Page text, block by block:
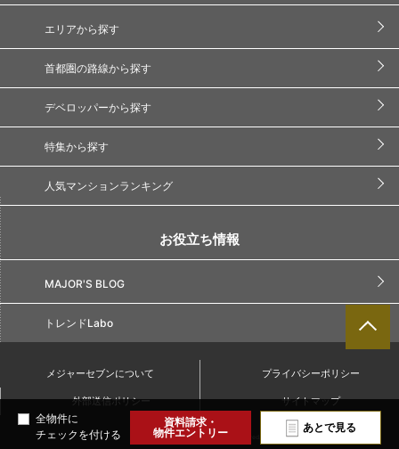
全物件に
チェックを付ける
資料請求・
物件エントリー
あとで見る
エリアから探す
首都圏の路線から探す
デベロッパーから探す
特集から探す
人気マンションランキング
お役立ち情報
MAJOR'S BLOG
トレンドLabo
メジャーセブンについて プライバシーポリシー
外部送信ポリシー サイトマップ
Copyright(C) Major7. All Rights Reserved.